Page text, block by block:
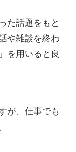
た話題をもと
や雑談を終わ
を用いると良
が、仕事でも